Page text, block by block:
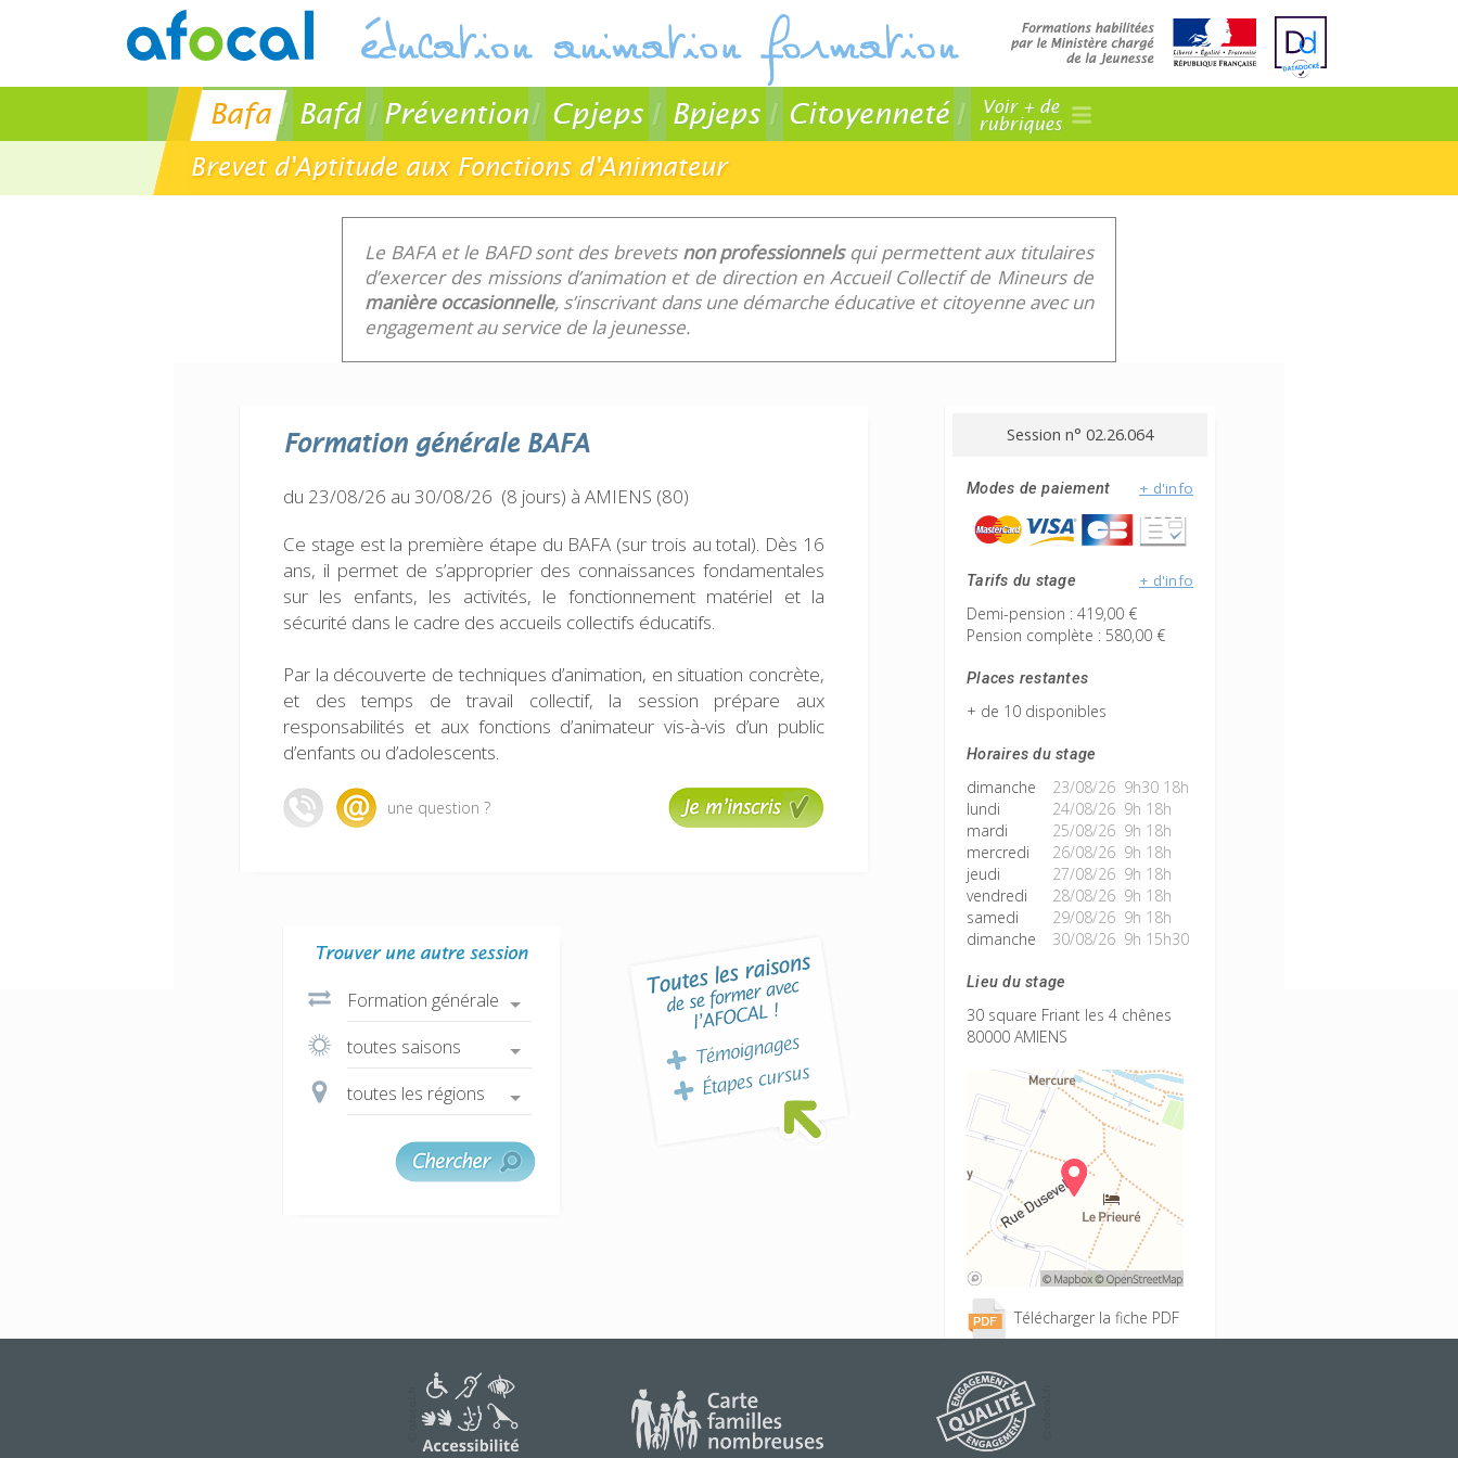
Bafa Bafd Prévention Cpjeps Bpjeps Citoyenneté
Voir + de
rubriques
Brevet d'Aptitude aux Fonctions d'Animateur
Le BAFA et le BAFD sont des brevets non professionnelsqui permettent aux titulaires
d’exercer des missions d’animation et de direction en Accueil Collectif de Mineurs de
manière occasionnelle, s’inscrivant dans une démarche éducative et citoyenne avec un
engagement au service de la jeunesse.
Formation généraleBAFA
du 23/08/26 au 30/08/26 (8 jours) à AMIENS (80)
Ce stage est la première étape du BAFA (sur trois au total). Dès 16
ans, il permet de s’approprier des connaissances fondamentales
sur les enfants, les activités, le fonctionnement matériel et la
sécurité dans le cadre des accueils collectifs éducatifs.
Par la découverte de techniques d’animation, en situation concrète,
et des temps de travail collectif, la session prépare aux
responsabilités et aux fonctions d’animateur vis-à-vis d’un public
d’enfants ou d’adolescents.
une question ?
Session n° 02.26.064
Modes de paiement + d'info
Tarifs du stage + d'info
Demi-pension : 419,00 €
Pension complète : 580,00 €
Places restantes
+ de 10 disponibles
Horaires du stage
dimanche
23/08/26 9h30 18h
lundi
24/08/26 9h 18h
mardi
25/08/26 9h 18h
mercredi
26/08/26 9h 18h
jeudi
27/08/26 9h 18h
vendredi
28/08/26 9h 18h
samedi
29/08/26 9h 18h
dimanche
30/08/26 9h 15h30
Lieu du stage
30 square Friant les 4 chênes
80000 AMIENS
Télécharger la fiche PDF
Accès à la Faq BAFA
Conditions d'inscription
Projet éducatif